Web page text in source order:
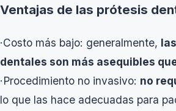
Ventajas de las prótesis
·Costo más bajo: generalmente,
dentales son más asequibles
·Procedimiento no invasivo: no
lo que las hace adecuadas para